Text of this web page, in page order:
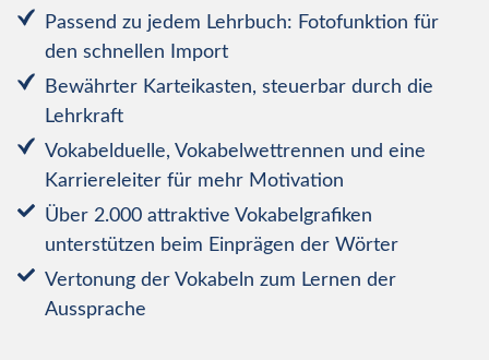
Passend zu jedem Lehrbuch: Fotofunktion für
den schnellen Import
Bewährter Karteikasten, steuerbar durch die
Lehrkraft
Vokabelduelle, Vokabelwettrennen und eine
Karriereleiter für mehr Motivation
Über 2.000 attraktive Vokabelgrafiken
unterstützen beim Einprägen der Wörter
Vertonung der Vokabeln zum Lernen der
Aussprache